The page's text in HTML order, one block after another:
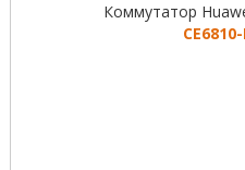
Коммутатор